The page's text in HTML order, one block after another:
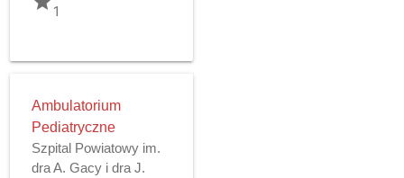
1
Ambulatorium
Pediatryczne
Szpital Powiatowy im.
dra A. Gacy i dra J.